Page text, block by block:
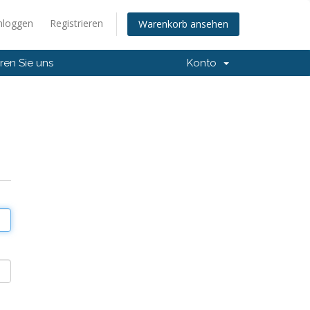
Registrieren Warenkorb ansehen
Sie uns Konto